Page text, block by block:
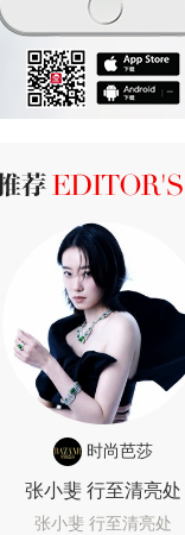
时尚芭莎
张小斐 行至清亮处
张小斐 行至清亮处